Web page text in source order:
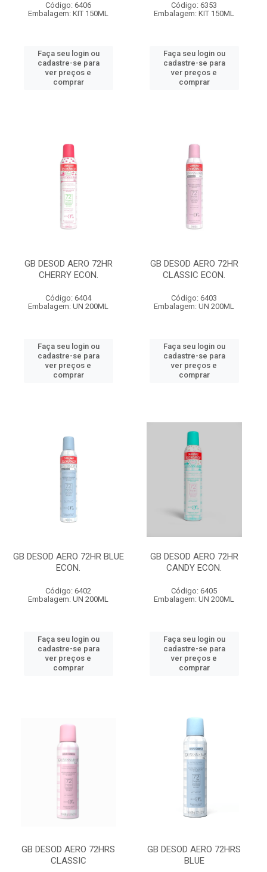
Código: 6406
Embalagem: KIT 150ML
Faça seu login ou
cadastre-se para
ver preços e
comprar
Código: 6353
Embalagem: KIT 150ML
Faça seu login ou
cadastre-se para
ver preços e
comprar
GB DESOD AERO 72HR
CHERRY ECON.
Código: 6404
Embalagem: UN 200ML
Faça seu login ou
cadastre-se para
ver preços e
comprar
GB DESOD AERO 72HR
CLASSIC ECON.
Código: 6403
Embalagem: UN 200ML
Faça seu login ou
cadastre-se para
ver preços e
comprar
GB DESOD AERO 72HR BLUE
ECON.
Código: 6402
Embalagem: UN 200ML
Faça seu login ou
cadastre-se para
ver preços e
comprar
GB DESOD AERO 72HR
CANDY ECON.
Código: 6405
Embalagem: UN 200ML
Faça seu login ou
cadastre-se para
ver preços e
comprar
GB DESOD AERO 72HRS
CLASSIC
GB DESOD AERO 72HRS
BLUE